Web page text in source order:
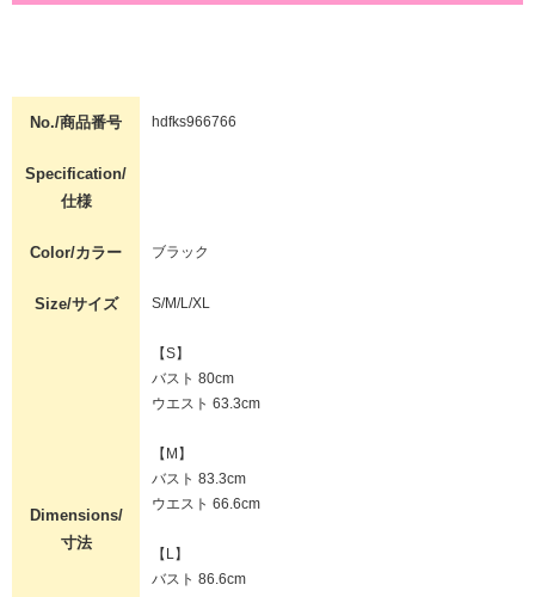
No./商品番号 hdfks966766
Specification/
仕様
Color/カラー ブラック
Size/サイズ S/M/L/XL
Dimensions/
寸法
【S】
バスト 80cm
ウエスト 63.3cm
【M】
バスト 83.3cm
ウエスト 66.6cm
【L】
バスト 86.6cm